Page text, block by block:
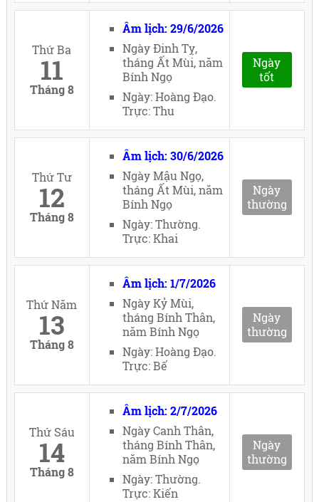
Thứ Ba
11
Tháng 8
Âm lịch: 29/6/2026
Ngày Đinh Tỵ,
tháng Ất Mùi, năm
Bính Ngọ
Ngày: Hoàng Đạo.
Trực: Thu
Ngày
tốt
Thứ Tư
12
Tháng 8
Âm lịch: 30/6/2026
Ngày Mậu Ngọ,
tháng Ất Mùi, năm
Bính Ngọ
Ngày: Thường.
Trực: Khai
Ngày
thường
Thứ Năm
13
Tháng 8
Âm lịch: 1/7/2026
Ngày Kỷ Mùi,
tháng Bính Thân,
năm Bính Ngọ
Ngày: Hoàng Đạo.
Trực: Bế
Ngày
thường
Thứ Sáu
14
Tháng 8
Âm lịch: 2/7/2026
Ngày Canh Thân,
tháng Bính Thân,
năm Bính Ngọ
Ngày: Thường.
Trực: Kiến
Ngày
thường